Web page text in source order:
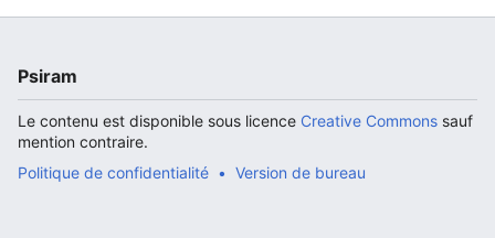
Psiram
Le contenu est disponible sous licence Creative Commons sauf
mention contraire.
Politique de confidentialité
Version de bureau